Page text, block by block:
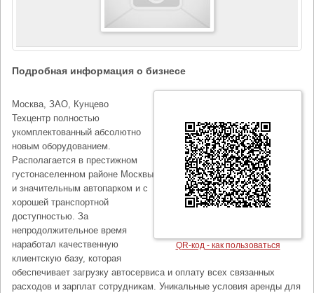
Подробная информация о бизнесе
QR-код - как пользоваться
Москва, ЗАО, Кунцево
Техцентр полностью
укомплектованный абсолютно
новым оборудованием.
Располагается в престижном
густонаселенном районе Москвы
и значительным автопарком и с
хорошей транспортной
доступностью. За
непродолжительное время
наработал качественную
клиентскую базу, которая
обеспечивает загрузку автосервиса и оплату всех связанных
расходов и зарплат сотрудникам. Уникальные условия аренды для